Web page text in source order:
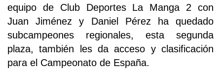
equipo de Club Deportes La Manga 2 con
Juan Jiménez y Daniel Pérez ha quedado
subcampeones regionales, esta segunda
plaza, también les da acceso y clasificación
para el Campeonato de España.